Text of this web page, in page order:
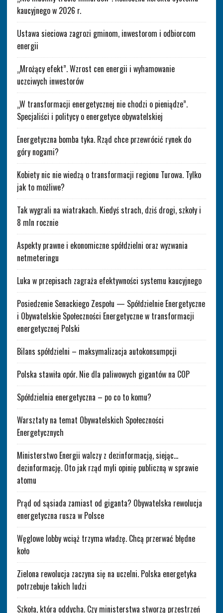
kaucyjnego w 2026 r.
Ustawa sieciowa zagrozi gminom, inwestorom i odbiorcom
energii
„Mrożący efekt”. Wzrost cen energii i wyhamowanie
uczciwych inwestorów
„W transformacji energetycznej nie chodzi o pieniądze”.
Specjaliści i politycy o energetyce obywatelskiej
Energetyczna bomba tyka. Rząd chce przewrócić rynek do
góry nogami?
Kobiety nic nie wiedzą o transformacji regionu Turowa. Tylko
jak to możliwe?
Tak wygrali na wiatrakach. Kiedyś strach, dziś drogi, szkoły i
8 mln rocznie
Aspekty prawne i ekonomiczne spółdzielni oraz wyzwania
netmeteringu
Luka w przepisach zagraża efektywności systemu kaucyjnego
Posiedzenie Senackiego Zespołu — Spółdzielnie Energetyczne
i Obywatelskie Społeczności Energetyczne w transformacji
energetycznej Polski
Bilans spółdzielni – maksymalizacja autokonsumpcji
Polska stawiła opór. Nie dla paliwowych gigantów na COP
Spółdzielnia energetyczna – po co to komu?
Warsztaty na temat Obywatelskich Społeczności
Energetycznych
Ministerstwo Energii walczy z dezinformacją, siejąc…
dezinformację. Oto jak rząd myli opinię publiczną w sprawie
atomu
Prąd od sąsiada zamiast od giganta? Obywatelska rewolucja
energetyczna rusza w Polsce
Węglowe lobby wciąż trzyma władzę. Chcą przerwać błędne
koło
Zielona rewolucja zaczyna się na uczelni. Polska energetyka
potrzebuje takich ludzi
Szkoła, która oddycha. Czy ministerstwa stworzą przestrzeń